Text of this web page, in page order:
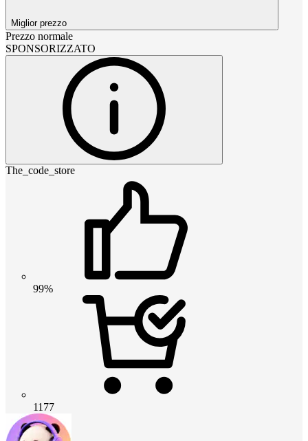
Miglior prezzo
Prezzo normale
SPONSORIZZATO
The_code_store
99%
1177